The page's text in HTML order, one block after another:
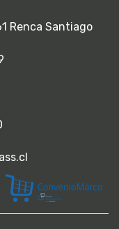
Renca Santiago